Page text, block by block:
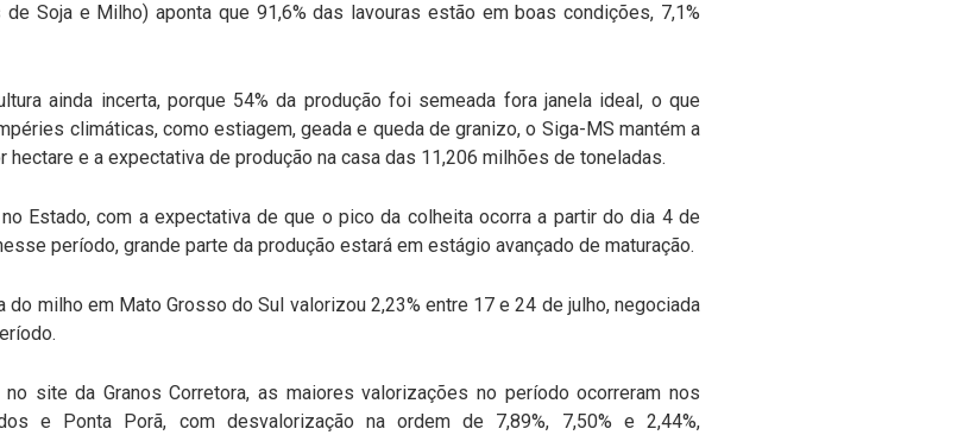
Soja e Milho) aponta que 91,6% das lavouras estão em boas condições, 7,1%
ainda incerta, porque 54% da produção foi semeada fora janela ideal, o que
climáticas, como estiagem, geada e queda de granizo, o Siga-MS mantém a
e a expectativa de produção na casa das 11,206 milhões de toneladas.
Estado, com a expectativa de que o pico da colheita ocorra a partir do dia 4 de
período, grande parte da produção estará em estágio avançado de maturação.
do milho em Mato Grosso do Sul valorizou 2,23% entre 17 e 24 de julho, negociada
site da Granos Corretora, as maiores valorizações no período ocorreram nos
e Ponta Porã, com desvalorização na ordem de 7,89%, 7,50% e 2,44%,